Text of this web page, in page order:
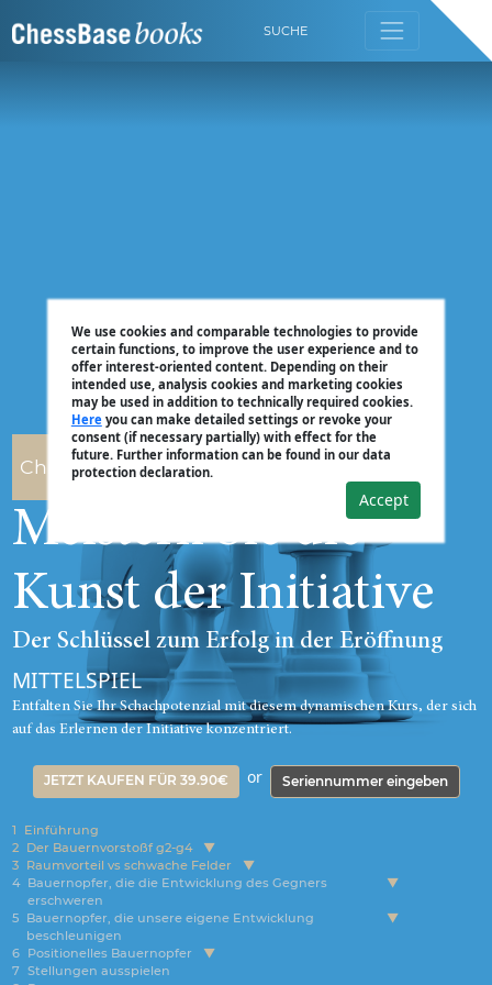
SUCHE
We use cookies and comparable technologies to provide
certain functions, to improve the user experience and to
offer interest-oriented content. Depending on their
intended use, analysis cookies and marketing cookies
may be used in addition to technically required cookies.
Hereyou can make detailed settings or revoke your
consent (if necessary partially) with effect for the
future. Further information can be found in our data
protection declaration.
Accept
Christian Bauer
Meistern Sie die
Kunst der Initiative
Der Schlüssel zum Erfolg in der Eröffnung
MITTELSPIEL
Entfalten Sie Ihr Schachpotenzial mit diesem dynamischen Kurs, der sich
auf das Erlernen der Initiative konzentriert.
JETZT KAUFEN FÜR 39.90€ or Seriennummer eingeben
1
Einführung
2
Der Bauernvorstoßf g2-g4
3
Raumvorteil vs schwache Felder
4
Bauernopfer, die die Entwicklung des Gegners
erschweren
5
Bauernopfer, die unsere eigene Entwicklung
beschleunigen
6
Positionelles Bauernopfer
7 Stellungen ausspielen